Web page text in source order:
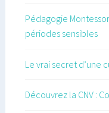
Pédagogie
périodes sensibles
Le vrai secret d’une
Découvrez la CNV :